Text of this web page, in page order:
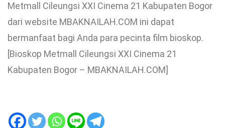
Metmall Cileungsi XXI Cinema 21 Kabupaten Bogor
dari website MBAKNAILAH.COM ini dapat
bermanfaat bagi Anda para pecinta film bioskop.
[Bioskop Metmall Cileungsi XXI Cinema 21
Kabupaten Bogor – MBAKNAILAH.COM]